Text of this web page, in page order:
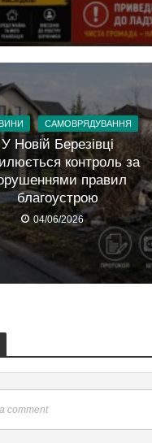
САМОВРЯДУВАННЯ
У Новій Березівці
контроль за
правил
благоустрою
04/06/2026
comment